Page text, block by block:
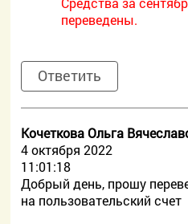
переведены.
Ответить
Кочеткова Ольга
4 октября 2022
11:01:18
Добрый день, прошу
на пользовательский счет